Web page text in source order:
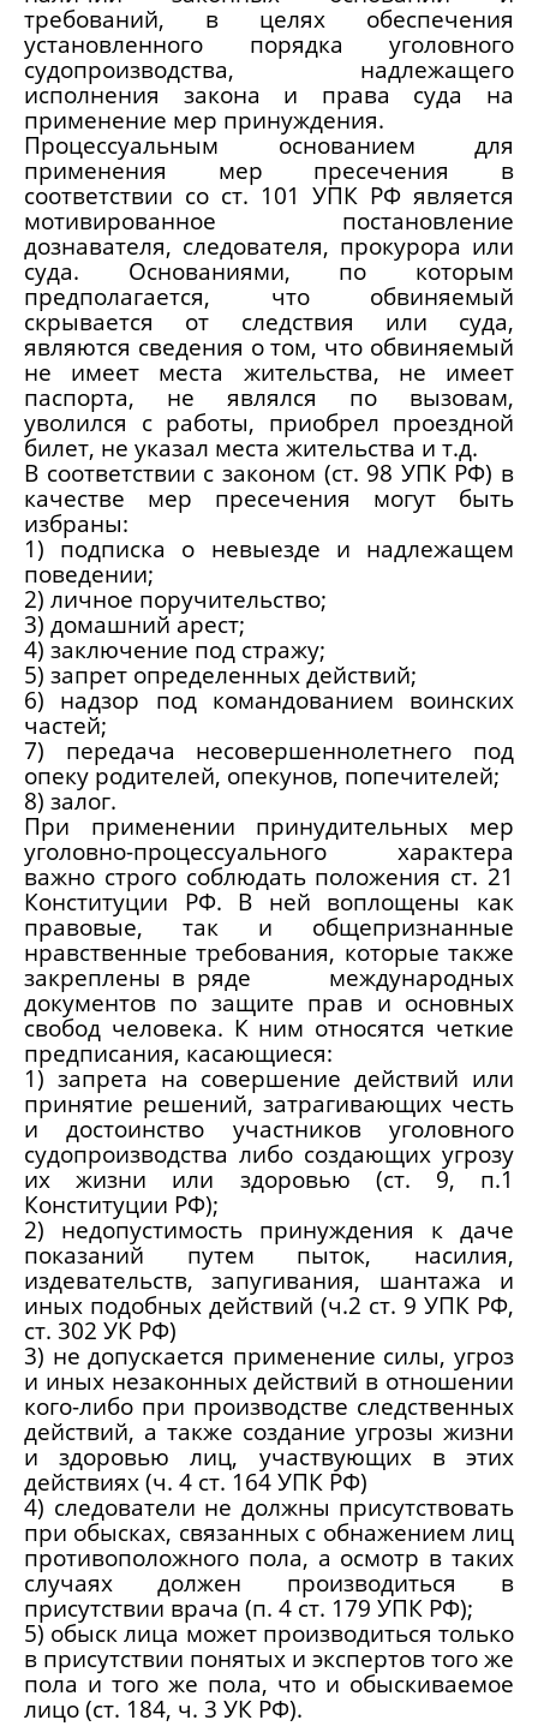
требований, в целях обеспечения
установленного порядка уголовного
судопроизводства, надлежащего
исполнения закона и права суда на
применение мер принуждения.
Процессуальным основанием для
применения мер пресечения в
соответствии со ст. 101 УПК РФ является
мотивированное постановление
дознавателя, следователя, прокурора или
суда. Основаниями, по которым
предполагается, что обвиняемый
скрывается от следствия или суда,
являются сведения о том, что обвиняемый
не имеет места жительства, не имеет
паспорта, не являлся по вызовам,
уволился с работы, приобрел проездной
билет, не указал места жительства и т.д.
В соответствии с законом (ст. 98 УПК РФ) в
качестве мер пресечения могут быть
избраны:
1) подписка о невыезде и надлежащем
поведении;
2) личное поручительство;
3) домашний арест;
4) заключение под стражу;
5) запрет определенных действий;
6) надзор под командованием воинских
частей;
7) передача несовершеннолетнего под
опеку родителей, опекунов, попечителей;
8) залог.
При применении принудительных мер
уголовно-процессуального характера
важно строго соблюдать положения ст. 21
Конституции РФ. В ней воплощены как
правовые, так и общепризнанные
нравственные требования, которые также
закреплены в ряде международных
документов по защите прав и основных
свобод человека. К ним относятся четкие
предписания, касающиеся:
1) запрета на совершение действий или
принятие решений, затрагивающих честь
и достоинство участников уголовного
судопроизводства либо создающих угрозу
их жизни или здоровью (ст. 9, п.1
Конституции РФ);
2) недопустимость принуждения к даче
показаний путем пыток, насилия,
издевательств, запугивания, шантажа и
иных подобных действий (ч.2 ст. 9 УПК РФ,
ст. 302 УК РФ)
3) не допускается применение силы, угроз
и иных незаконных действий в отношении
кого-либо при производстве следственных
действий, а также создание угрозы жизни
и здоровью лиц, участвующих в этих
действиях (ч. 4 ст. 164 УПК РФ)
4) следователи не должны присутствовать
при обысках, связанных с обнажением лиц
противоположного пола, а осмотр в таких
случаях должен производиться в
присутствии врача (п. 4 ст. 179 УПК РФ);
5) обыск лица может производиться только
в присутствии понятых и экспертов того же
пола и того же пола, что и обыскиваемое
лицо (ст. 184, ч. 3 УК РФ).